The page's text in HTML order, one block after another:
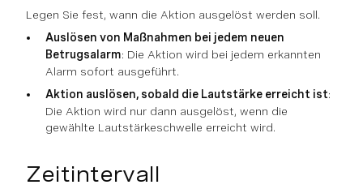
Legen Sie fest, wann die Aktion ausgelöst werden soll.
Auslösen von Maßnahmen bei jedem neuen
Betrugsalarm: Die Aktion wird bei jedem erkannten
Alarm sofort ausgeführt.
Aktion auslösen, sobald die Lautstärke erreicht ist:
Die Aktion wird nur dann ausgelöst, wenn die
gewählte Lautstärkeschwelle erreicht wird.
Zeitintervall